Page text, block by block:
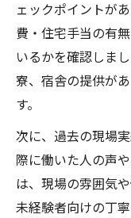
ェックポイントが
費・住宅手当の有
いるかを確認しま
寮、宿舎の提供が
す。
次に、過去の現場
際に働いた人の声
は、現場の雰囲気
未経験者向けの丁